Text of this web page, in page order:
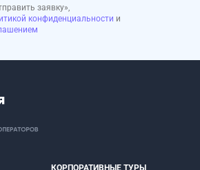
заявку»,
конфиденциальности и